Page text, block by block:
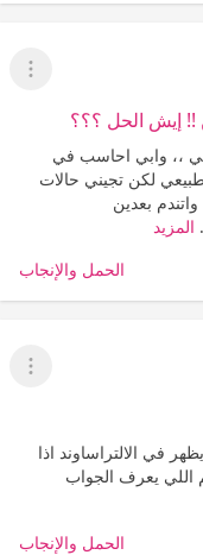
عرض
!! إيش الحل ؟؟؟
،، وابي احاسب في
لكن تجيني حالات
بعدين
المزيد
الحمل والإنجاب
عرض
في الالتراساوند اذا
اللي يعرف الجواب
الحمل والإنجاب